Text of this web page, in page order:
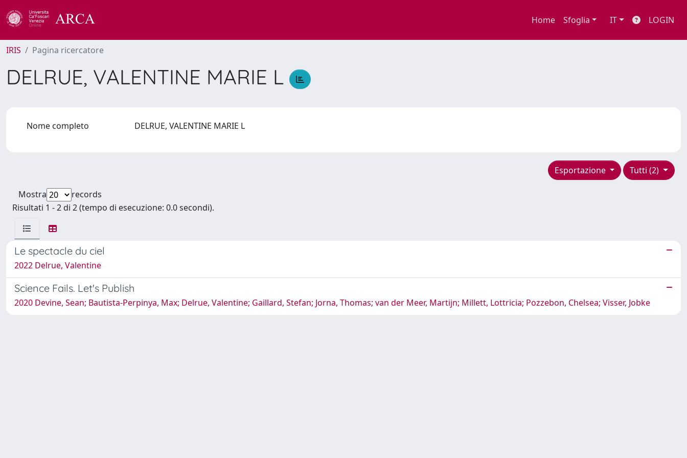
Home Sfoglia IT LOGIN
IRIS Pagina ricercatore
DELRUE, VALENTINE MARIE L
Nome completo DELRUE, VALENTINE MARIE L
Tutti (2)
Esportazione
Mostra
records
Risultati 1 - 2 di 2 (tempo di esecuzione: 0.0 secondi).
Le spectacle du ciel
2022 Delrue, Valentine
Science Fails. Let's Publish
2020 Devine, Sean; Bautista-Perpinya, Max; Delrue, Valentine; Gaillard, Stefan; Jorna, Thomas; van der Meer, Martijn; Millett, Lottricia; Pozzebon, Chelsea; Visser, Jobke